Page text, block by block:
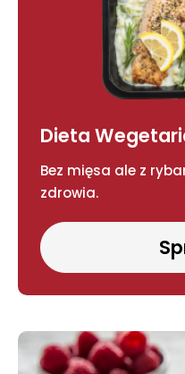
Dieta
Bez mięsa ale z
zdrowia.